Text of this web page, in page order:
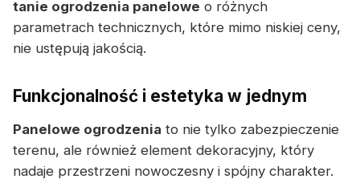
tanie ogrodzenia panelowe o różnych
parametrach technicznych, które mimo niskiej ceny,
nie ustępują jakością.
Funkcjonalność i estetyka w jednym
Panelowe ogrodzenia to nie tylko zabezpieczenie
terenu, ale również element dekoracyjny, który
nadaje przestrzeni nowoczesny i spójny charakter.